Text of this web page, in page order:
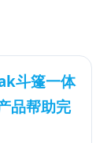
斗篷一体
品帮助完